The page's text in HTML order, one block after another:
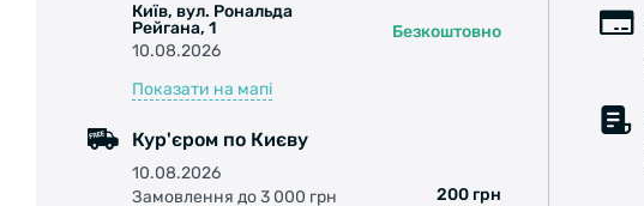
Київ, вул. Рональда
Рейгана, 1
10.08.2026
Безкоштовно
Показати на мапі
Кур'єром по Києву
10.08.2026
Замовлення до 3 000 грн
200 грн